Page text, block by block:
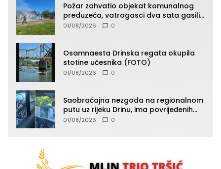
Požar zahvatio objekat komunalnog
preduzeća, vatrogasci dva sata gasili
vatru (FOTO)
01/08/2026 0
Osamnaesta Drinska regata okupila
stotine učesnika (FOTO)
01/08/2026 0
Saobraćajna nezgoda na regionalnom
putu uz rijeku Drinu, ima povrijeđenih
lica (FOTO)
01/08/2026 0